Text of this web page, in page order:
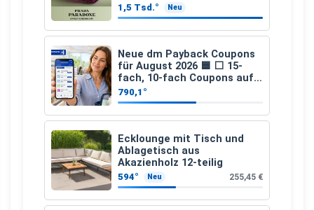
1,5 Tsd.° Neu
Neue dm Payback Coupons
für August 2026 🟦 ⬜ 15-
fach, 10-fach Coupons auf
den gesamten Einkauf ab 2
€
790,1°
Ecklounge mit Tisch und
Ablagetisch aus
Akazienholz 12-teilig
594° Neu 255,45 €